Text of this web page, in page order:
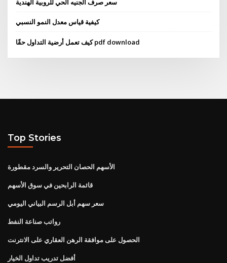
سعر صرف الجنيه الحي للروبية الهندية
كيفية قياس معدل النمو النسبي
كيف تعمل أرضية التداول حقًا pdf download
Top Stories
الأسهم الحصان التحرير والسرد مقطورة
قائمة الرابحين في سوق الأسهم
سعر سهم أبل الرسم البياني اليومي
رواتب صناعة النفط
الحصول على موافقة الرهن العقاري على الانترنت
أفضل تدريب تداول الخيار